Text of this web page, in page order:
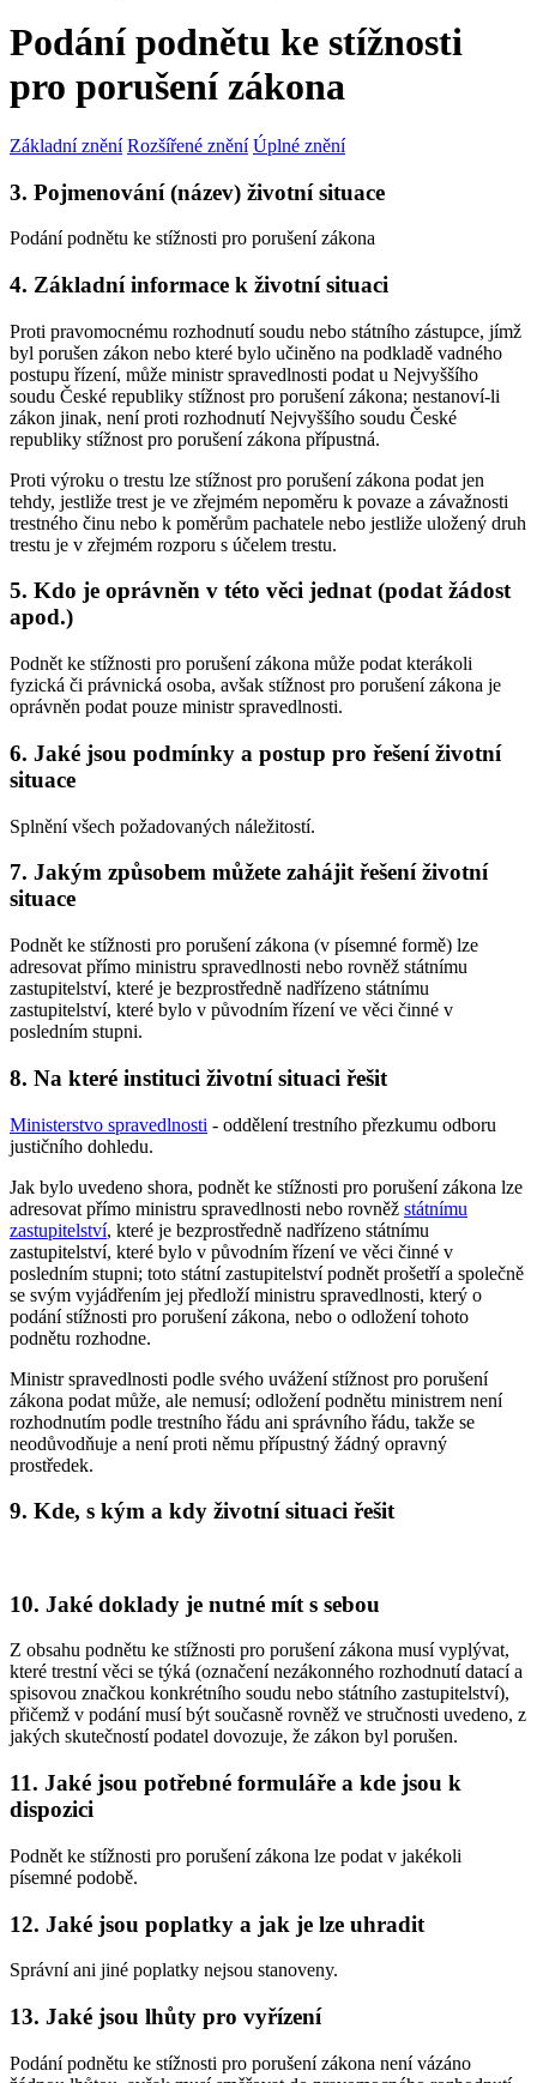
Podání podnětu ke stížnosti
pro porušení zákona
Základní znění Rozšířené znění Úplné znění
3. Pojmenování (název) životní situace
Podání podnětu ke stížnosti pro porušení zákona
4. Základní informace k životní situaci
Proti pravomocnému rozhodnutí soudu nebo státního zástupce, jímž
byl porušen zákon nebo které bylo učiněno na podkladě vadného
postupu řízení, může ministr spravedlnosti podat u Nejvyššího
soudu České republiky stížnost pro porušení zákona; nestanoví-li
zákon jinak, není proti rozhodnutí Nejvyššího soudu České
republiky stížnost pro porušení zákona přípustná.
Proti výroku o trestu lze stížnost pro porušení zákona podat jen
tehdy, jestliže trest je ve zřejmém nepoměru k povaze a závažnosti
trestného činu nebo k poměrům pachatele nebo jestliže uložený druh
trestu je v zřejmém rozporu s účelem trestu.
5. Kdo je oprávněn v této věci jednat (podat žádost
apod.)
Podnět ke stížnosti pro porušení zákona může podat kterákoli
fyzická či právnická osoba, avšak stížnost pro porušení zákona je
oprávněn podat pouze ministr spravedlnosti.
6. Jaké jsou podmínky a postup pro řešení životní
situace
Splnění všech požadovaných náležitostí.
7. Jakým způsobem můžete zahájit řešení životní
situace
Podnět ke stížnosti pro porušení zákona (v písemné formě) lze
adresovat přímo ministru spravedlnosti nebo rovněž státnímu
zastupitelství, které je bezprostředně nadřízeno státnímu
zastupitelství, které bylo v původním řízení ve věci činné v
posledním stupni.
8. Na které instituci životní situaci řešit
Ministerstvo spravedlnosti - oddělení trestního přezkumu odboru
justičního dohledu.
Jak bylo uvedeno shora, podnět ke stížnosti pro porušení zákona lze
adresovat přímo ministru spravedlnosti nebo rovněž státnímu
zastupitelství, které je bezprostředně nadřízeno státnímu
zastupitelství, které bylo v původním řízení ve věci činné v
posledním stupni; toto státní zastupitelství podnět prošetří a společně
se svým vyjádřením jej předloží ministru spravedlnosti, který o
podání stížnosti pro porušení zákona, nebo o odložení tohoto
podnětu rozhodne.
Ministr spravedlnosti podle svého uvážení stížnost pro porušení
zákona podat může, ale nemusí; odložení podnětu ministrem není
rozhodnutím podle trestního řádu ani správního řádu, takže se
neodůvodňuje a není proti němu přípustný žádný opravný
prostředek.
9. Kde, s kým a kdy životní situaci řešit
10. Jaké doklady je nutné mít s sebou
Z obsahu podnětu ke stížnosti pro porušení zákona musí vyplývat,
které trestní věci se týká (označení nezákonného rozhodnutí datací a
spisovou značkou konkrétního soudu nebo státního zastupitelství),
přičemž v podání musí být současně rovněž ve stručnosti uvedeno, z
jakých skutečností podatel dovozuje, že zákon byl porušen.
11. Jaké jsou potřebné formuláře a kde jsou k
dispozici
Podnět ke stížnosti pro porušení zákona lze podat v jakékoli
písemné podobě.
12. Jaké jsou poplatky a jak je lze uhradit
Správní ani jiné poplatky nejsou stanoveny.
13. Jaké jsou lhůty pro vyřízení
Podání podnětu ke stížnosti pro porušení zákona není vázáno